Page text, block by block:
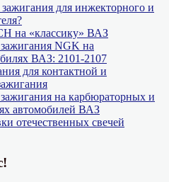
для инжекторного и
на «классику» ВАЗ
NGK на
ВАЗ: 2101-2107
для контактной и
на карбюраторных и
автомобилей ВАЗ
отечественных свечей